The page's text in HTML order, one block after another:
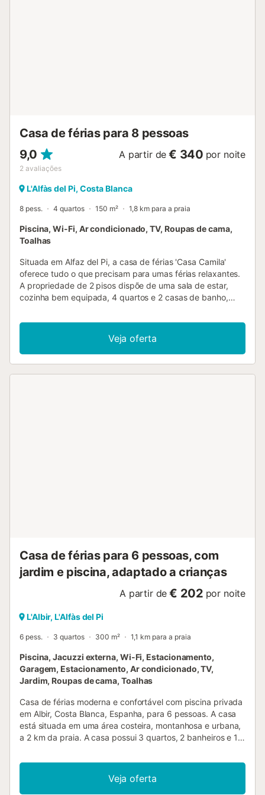
Casa de férias para 8 pessoas
9,0
2 avaliações
A partir de € 340 por noite
L'Alfàs del Pi, Costa Blanca
8 pess. 4 quartos 150 m² 1,8 km para a praia
Piscina, Wi-Fi, Ar condicionado, TV, Roupas de cama,
Toalhas
Situada em Alfaz del Pi, a casa de férias 'Casa Camila'
oferece tudo o que precisam para umas férias relaxantes.
A propriedade de 2 pisos dispõe de uma sala de estar,
cozinha bem equipada, 4 quartos e 2 casas de banho,
ainda Wi-Fi de alta velocidade (adequado para
videochamadas), ar condicionado, máquina de lavar roupa
e televisão. Os hóspedes podem usufruir da piscina
partilhada, perfeita para se refrescarem nos dias mais
Veja oferta
Casa de férias para 6 pessoas, com
jardim e piscina, adaptado a crianças
A partir de € 202 por noite
L'Albir, L'Alfàs del Pi
6 pess. 3 quartos 300 m² 1,1 km para a praia
Piscina, Jacuzzi externa, Wi-Fi, Estacionamento,
Garagem, Estacionamento, Ar condicionado, TV,
Jardim, Roupas de cama, Toalhas
Casa de férias moderna e confortável com piscina privada
em Albir, Costa Blanca, Espanha, para 6 pessoas. A casa
está situada em uma área costeira, montanhosa e urbana,
a 2 km da praia. A casa possui 3 quartos, 2 banheiros e 1
um lindo jardim gramado e uma adorável piscina. Seu
conforto e a proximidade da praia, áreas de compras,
atividades esportivas e lugares para sair fazem desta uma
Veja oferta